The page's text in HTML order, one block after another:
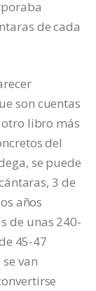
de cada
son cuentas
libro más
del
se puede
3 de
años
de unas 240-
45-47
van